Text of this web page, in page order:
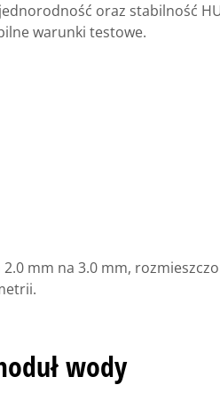
oraz stabilność
warunki testowe.
mm na 3.0 mm,
wody